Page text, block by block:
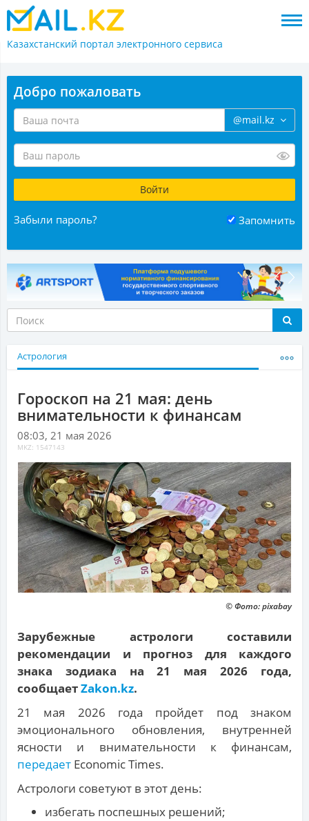
Казахстанский портал электронного сервиса
Добро пожаловать
@mail.kz
Забыли пароль? Запомнить
Астрология
Гороскоп на 21 мая: день
внимательности к финансам
08:03, 21 мая 2026
MKZ: 1547143
© Фото: pixabay
Зарубежные астрологи составили
рекомендации и прогноз для каждого
знака зодиака на 21 мая 2026 года,
сообщаетZakon.kz.
21 мая 2026 года пройдет под знаком
эмоционального обновления, внутренней
ясности и внимательности к финансам,
передает Economic Times.
Астрологи советуют в этот день:
избегать поспешных решений;